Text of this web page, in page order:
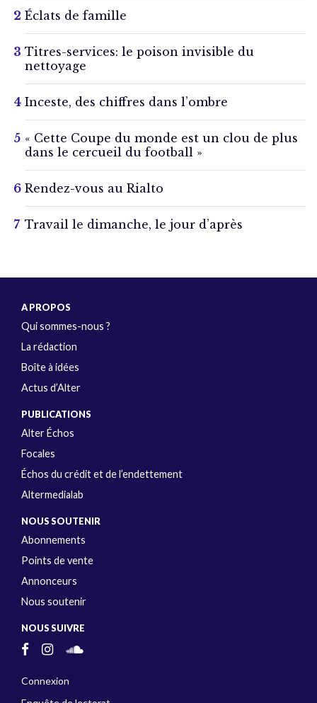
Éclats de famille
Titres-services: le poison invisible du
nettoyage
Inceste, des chiffres dans l’ombre
« Cette Coupe du monde est un clou de plus
dans le cercueil du football »
Rendez-vous au Rialto
Travail le dimanche, le jour d’après
A PROPOS
Qui sommes-nous ?
La rédaction
Boîte à idées
Actus d’Alter
PUBLICATIONS
Alter Échos
Focales
Échos du crédit et de l’endettement
Altermedialab
NOUS SOUTENIR
Abonnements
Points de vente
Annonceurs
Nous soutenir
NOUS SUIVRE
Connexion